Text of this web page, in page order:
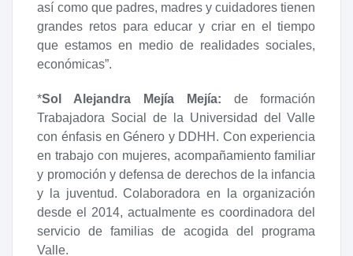
así como que padres, madres y cuidadores tienen
grandes retos para educar y criar en el tiempo
que estamos en medio de realidades sociales,
económicas”.
*Sol Alejandra Mejía Mejía: de formación
Trabajadora Social de la Universidad del Valle
con énfasis en Género y DDHH. Con experiencia
en trabajo con mujeres, acompañamiento familiar
y promoción y defensa de derechos de la infancia
y la juventud. Colaboradora en la organización
desde el 2014, actualmente es coordinadora del
servicio de familias de acogida del programa
Valle.